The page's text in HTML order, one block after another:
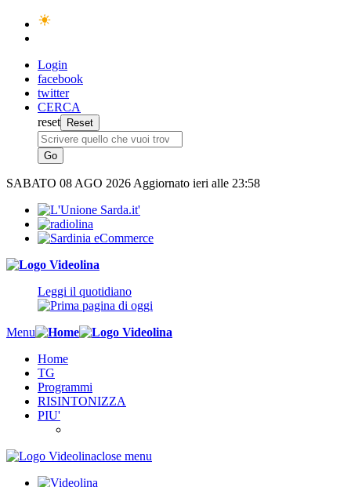
Login
facebook
twitter
CERCA
reset
SABATO 08 AGO 2026 Aggiornato ieri alle 23:58
Leggi il quotidiano
Menu
Home
TG
Programmi
RISINTONIZZA
PIU'
close menu